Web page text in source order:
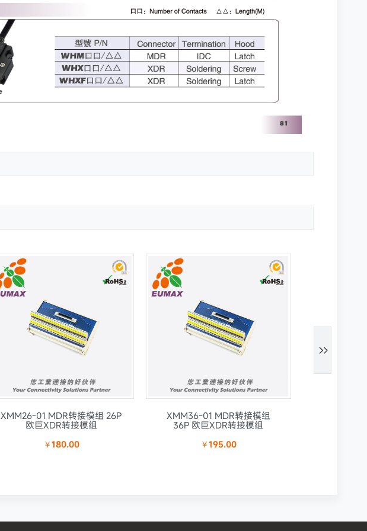
XMM26-01 MDR转接模组 26P
欧巨XDR转接模组
￥180.00
XMM36-01 MDR转接模组
36P 欧巨XDR转接模组
￥195.00
